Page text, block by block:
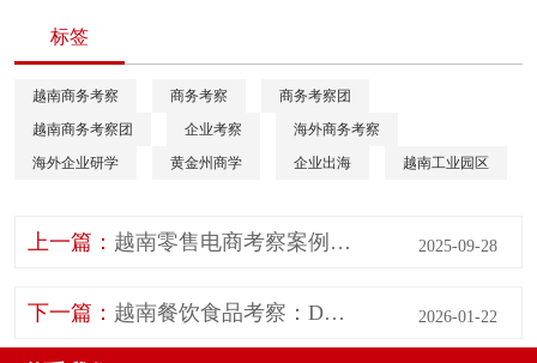
标签
越南商务考察 商务考察
商务考察团
越南商务考察团
企业考察
海外商务考察
海外企业研学
黄金州商学 企业出海 越南工业园区
上一篇： 越南零售电商考察案例：走进胡志明市工贸厅，对接越南政府资源！ 2025-09-28
下一篇： 越南餐饮食品考察：DABACO GROUP，越南领先的农业与食品集团 2026-01-22